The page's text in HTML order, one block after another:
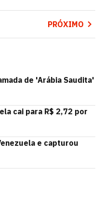
PRÓXIMO
de 'Arábia Saudita'
cai para R$ 2,72 por
e capturou